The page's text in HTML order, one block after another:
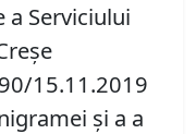
Serviciului
15.11.2019
și a a